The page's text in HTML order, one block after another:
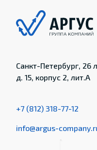
Санкт-Петербург, 26
д. 15, корпус 2, лит.А
+7 (812) 318-77-12
info@argus-